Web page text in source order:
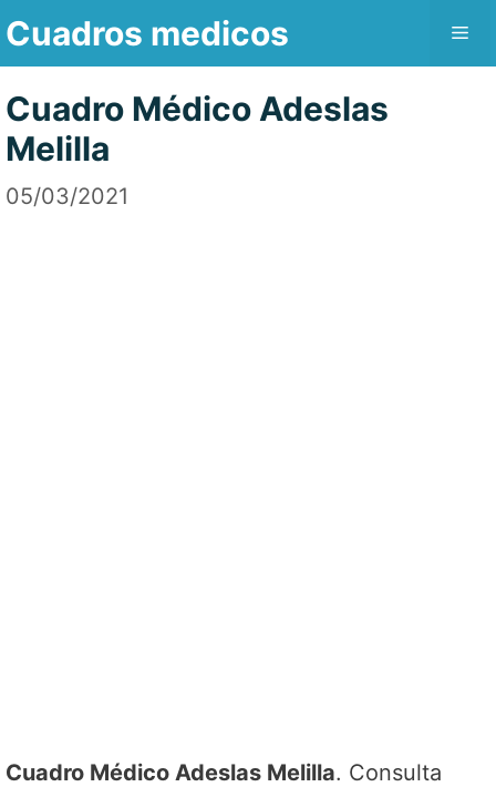
Saltar
contenido
Cuadros medicos
Cuadro Médico Adeslas
Melilla
05/03/2021
Cuadro Médico Adeslas Melilla. Consulta